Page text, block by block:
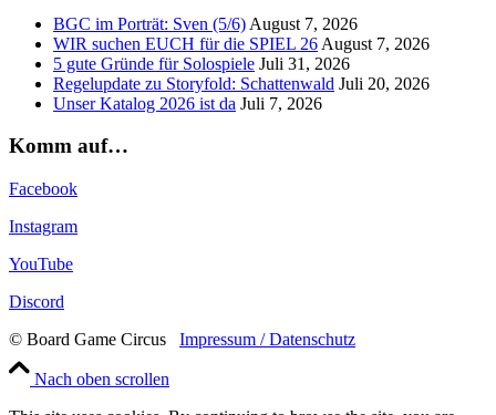
BGC im Porträt: Sven (5/6) August 7, 2026
WIR suchen EUCH für die SPIEL 26 August 7, 2026
5 gute Gründe für Solospiele Juli 31, 2026
Regelupdate zu Storyfold: Schattenwald Juli 20, 2026
Unser Katalog 2026 ist da Juli 7, 2026
Komm auf…
Facebook
Instagram
YouTube
Discord
© Board Game Circus Impressum / Datenschutz
Nach oben scrollen